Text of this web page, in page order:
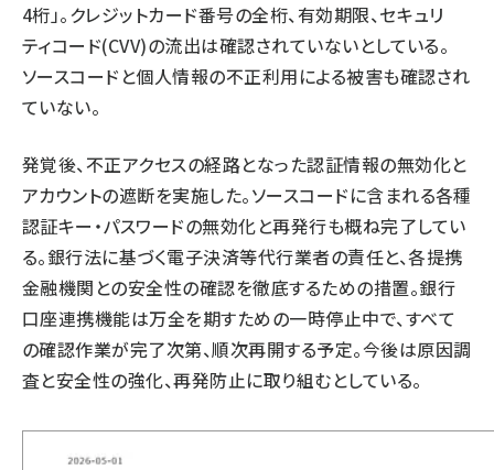
4桁」。クレジットカード番号の全桁、有効期限、セキュリ
ティコード(CVV)の流出は確認されていないとしている。
ソースコードと個人情報の不正利用による被害も確認され
ていない。
発覚後、不正アクセスの経路となった認証情報の無効化と
アカウントの遮断を実施した。ソースコードに含まれる各種
認証キー・パスワードの無効化と再発行も概ね完了してい
る。銀行法に基づく電子決済等代行業者の責任と、各提携
金融機関との安全性の確認を徹底するための措置。銀行
口座連携機能は万全を期すための一時停止中で、すべて
の確認作業が完了次第、順次再開する予定。今後は原因調
査と安全性の強化、再発防止に取り組むとしている。